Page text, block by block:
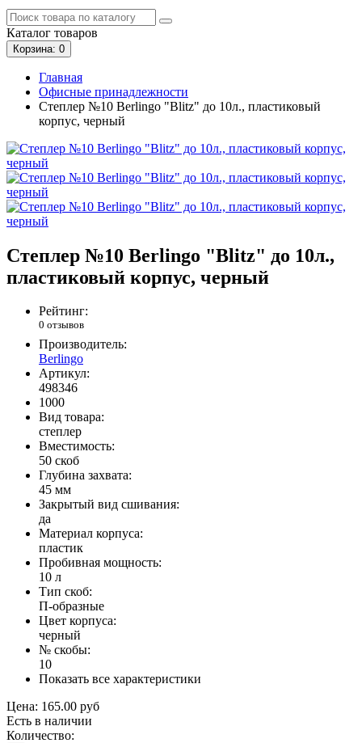
Каталог товаров
Корзина: 0
Главная
Офисные принадлежности
Степлер №10 Berlingo "Blitz" до 10л., пластиковый
корпус, черный
Степлер №10 Berlingo "Blitz" до 10л.,
пластиковый корпус, черный
Рейтинг:
0 отзывов
Производитель:
Berlingo
Артикул:
498346
1000
Вид товара:
степлер
Вместимость:
50 скоб
Глубина захвата:
45 мм
Закрытый вид сшивания:
да
Материал корпуса:
пластик
Пробивная мощность:
10 л
Тип скоб:
П-образные
Цвет корпуса:
черный
№ скобы:
10
Показать все характеристики
Цена: 165.00 руб
Есть в наличии
Количество: